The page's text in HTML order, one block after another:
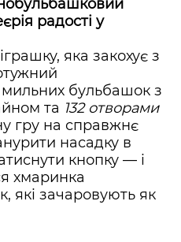
радості у
яка закохує з
мильних бульбашок з
та 132 отворами
гру на справжнє
насадку в
кнопку — і
хмаринка
які зачаровують як